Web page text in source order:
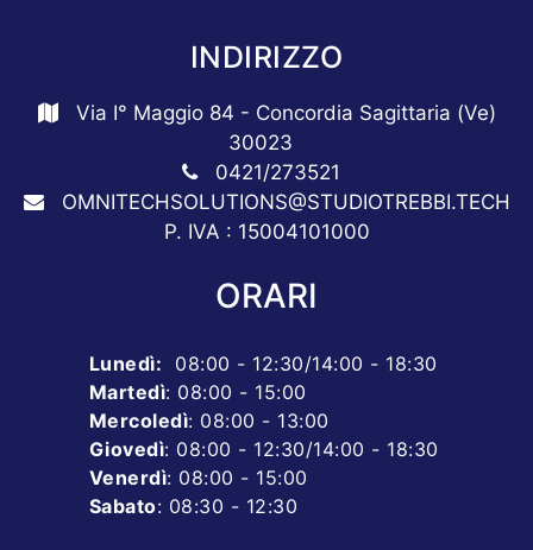
INDIRIZZO
Via I° Maggio 84 - Concordia Sagittaria (Ve)
30023
0421/273521
OMNITECHSOLUTIONS@STUDIOTREBBI.TECH
P. IVA : 15004101000
ORARI
Lunedì: 08:00 - 12:30/14:00 - 18:30
Martedì: 08:00 - 15:00
Mercoledì: 08:00 - 13:00
Giovedì: 08:00 - 12:30/14:00 - 18:30
Venerdì: 08:00 - 15:00
Sabato: 08:30 - 12:30